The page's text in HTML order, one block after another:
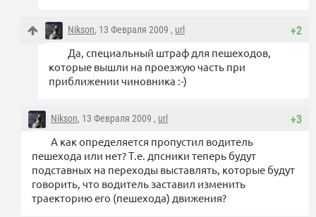
+2
Nikson, 13 Февраля 2009 , url
Да, специальный штраф для пешеходов,
которые вышли на проезжую часть при
приближении чиновника :-)
+3
Nikson, 13 Февраля 2009 , url
А как определяется пропустил водитель
пешехода или нет? Т.е. дпсники теперь будут
подставных на переходы выставлять, которые будут
говорить, что водитель заставил изменить
траекторию его (пешехода) движения?